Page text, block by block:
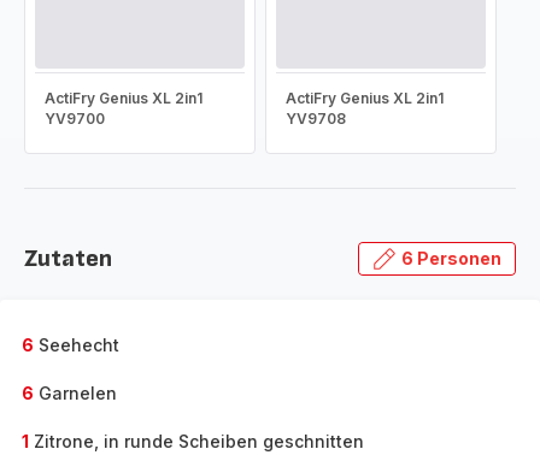
ActiFry Genius XL 2in1
YV9700
ActiFry Genius XL 2in1
YV9708
Zutaten 6 Personen
6 Seehecht
6 Garnelen
1 Zitrone, in runde Scheiben geschnitten